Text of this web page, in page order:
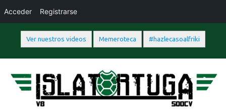
Ver nuestros videos Memeroteca #hazlecasoalfriki
Acceder Registrarse
contenido